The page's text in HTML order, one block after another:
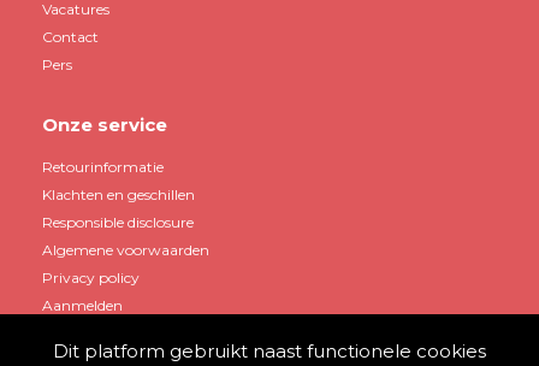
Vacatures
Contact
Pers
Onze service
Retourinformatie
Klachten en geschillen
Responsible disclosure
Algemene voorwaarden
Privacy policy
Aanmelden
Dit platform gebruikt naast functionele cookies